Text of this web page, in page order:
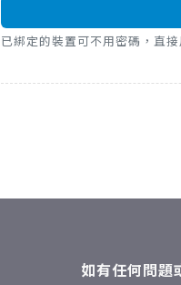
已綁定的裝置可不用密碼，直
如有任何問